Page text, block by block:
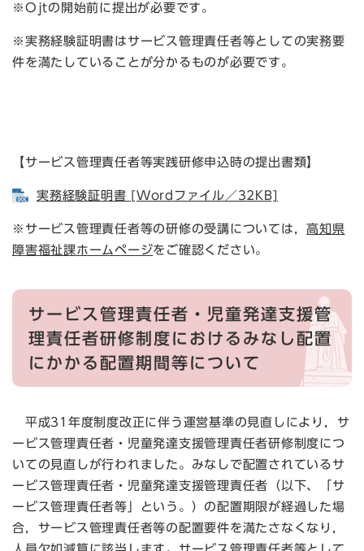
※Ojtの開始前に提出が必要です。
※実務経験証明書はサービス管理責任者等としての実務要
件を満たしていることが分かるものが必要です。
【サービス管理責任者等実践研修申込時の提出書類】
実務経験証明書 [Wordファイル／32KB]
※サービス管理責任者等の研修の受講については，高知県
障害福祉課ホームページをご確認ください。
サービス管理責任者・児童発達支援管
理責任者研修制度におけるみなし配置
にかかる配置期間等について
平成31年度制度改正に伴う運営基準の見直しにより，サ
ービス管理責任者・児童発達支援管理責任者研修制度につ
いての見直しが行われました。みなしで配置されているサ
ービス管理責任者・児童発達支援管理責任者（以下、「サ
ービス管理責任者等」という。）の配置期限が経過した場
合，サービス管理責任者等の配置要件を満たさなくなり，